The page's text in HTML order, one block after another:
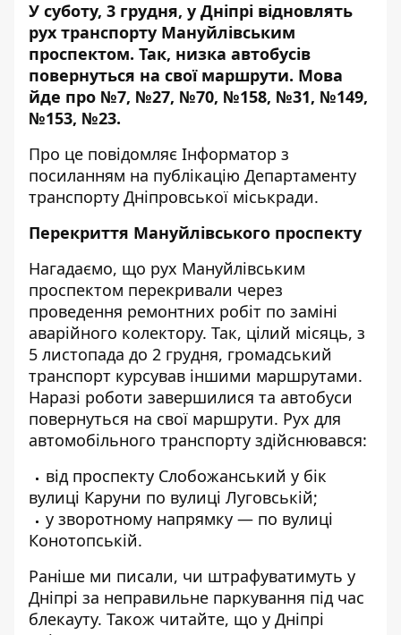
У суботу, 3 грудня, у Дніпрі відновлять
рух транспорту Мануйлівським
проспектом. Так, низка автобусів
повернуться на свої маршрути. Мова
йде про №7, №27, №70, №158, №31, №149,
№153, №23.
Про це повідомляє Інформатор з
посиланням на публікацію Департаменту
транспорту Дніпровської міськради.
Перекриття Мануйлівського проспекту
Нагадаємо, що рух Мануйлівським
проспектом перекривали через
проведення ремонтних робіт по заміні
аварійного колектору. Так, цілий місяць, з
5 листопада до 2 грудня, громадський
транспорт курсував іншими маршрутами.
Наразі роботи завершилися та автобуси
повернуться на свої маршрути. Рух для
автомобільного транспорту здійснювався:
від проспекту Слобожанський у бік
вулиці Каруни по вулиці Луговській;
у зворотному напрямку — по вулиці
Конотопській.
Раніше ми писали, чи штрафуватимуть у
Дніпрі за неправильне паркування під час
блекауту. Також читайте, що у Дніпрі